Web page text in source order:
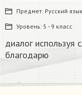
Предмет: Русский язык
Уровень: 5 - 9 класс
диалог используя
благодарю